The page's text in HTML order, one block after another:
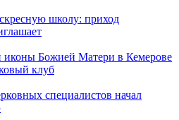
школу: приход
иконы Божией Матери в Кемерове
клуб
специалистов начал